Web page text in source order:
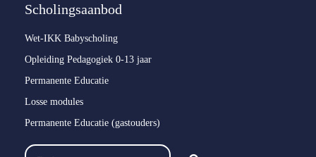
Scholingsaanbod
Wet-IKK Babyscholing
Opleiding Pedagogiek 0-13 jaar
Permanente Educatie
Losse modules
Permanente Educatie (gastouders)